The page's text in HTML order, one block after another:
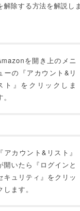
解除する方法を解説し
を開き上のメニ
ーの『アカウント&リ
ト』をクリックしま
『アカウント&リスト』
開いたら『ログインと
キュリティ』をクリッ
します。